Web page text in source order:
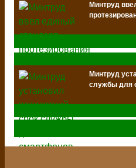
Минтруд
Минтруд
службы для